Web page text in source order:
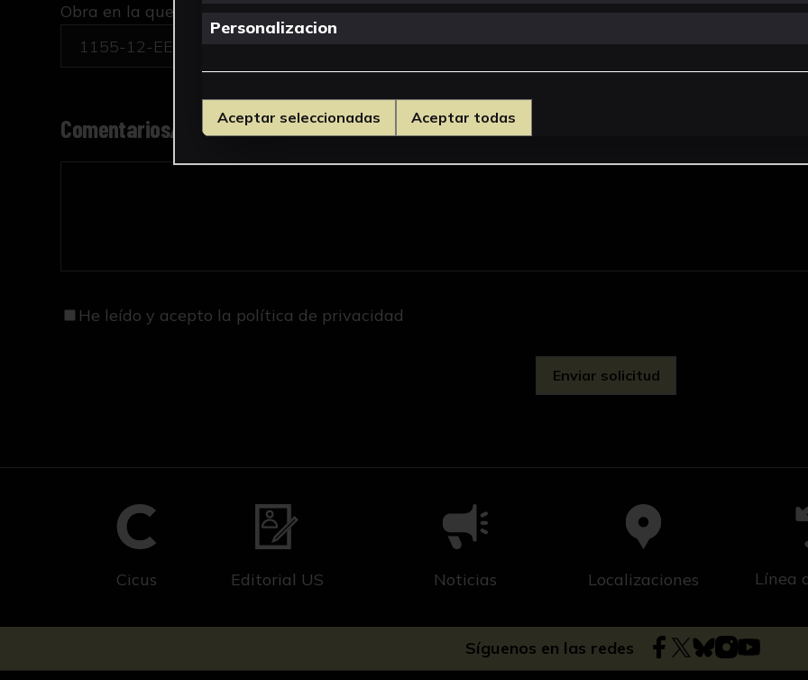
Obra en la que está interesado/a
1155-12-EECC-ESC/Espinario
Comentarios/motivo de la solicitud *
He leído y acepto la política de privacidad
Cicus Editorial US Noticias Localizaciones Línea
Síguenos en las redes
Personalizacion
Aceptar seleccionadas Aceptar todas